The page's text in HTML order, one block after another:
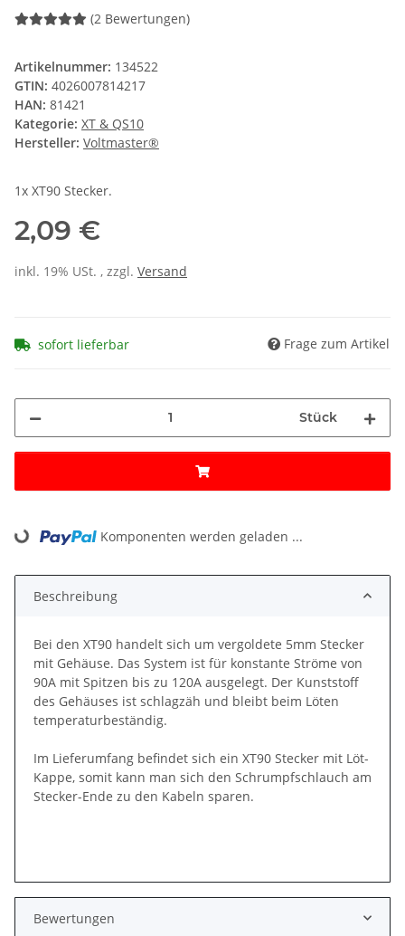
(2 Bewertungen)
Artikelnummer: 134522
GTIN: 4026007814217
HAN: 81421
Kategorie: XT & QS10
Hersteller: Voltmaster®
1x XT90 Stecker.
2,09 €
inkl. 19% USt. , zzgl. Versand
sofort lieferbar Frage zum Artikel
Stück
Loading... Komponenten werden geladen ...
Beschreibung
Bei den XT90 handelt sich um vergoldete 5mm Stecker
mit Gehäuse. Das System ist für konstante Ströme von
90A mit Spitzen bis zu 120A ausgelegt. Der Kunststoff
des Gehäuses ist schlagzäh und bleibt beim Löten
temperaturbeständig.
Im Lieferumfang befindet sich ein XT90 Stecker mit Löt-
Kappe, somit kann man sich den Schrumpfschlauch am
Stecker-Ende zu den Kabeln sparen.
Bewertungen